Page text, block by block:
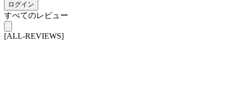
ログイン
すべてのレビュー
[ALL-REVIEWS]